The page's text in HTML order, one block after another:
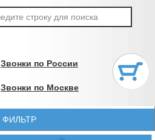
Звонки по России
Звонки по Москве
ФИЛЬТР